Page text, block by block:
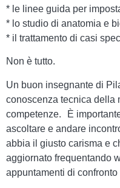
* le linee guida per
* lo studio di anatomia e
* il trattamento di casi
Non è tutto.
Un buon insegnante di
conoscenza tecnica della
competenze. È
ascoltare e andare
abbia il giusto carisma e
aggiornato frequentando
appuntamenti di